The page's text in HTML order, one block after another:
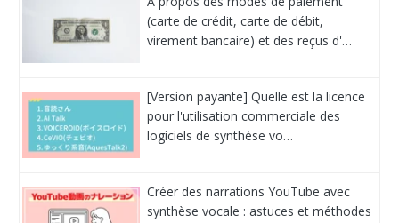
(carte de crédit, carte de débit,
virement bancaire) et des reçus d'…
[Version payante] Quelle est la licence
pour l'utilisation commerciale des
logiciels de synthèse vo…
Créer des narrations YouTube avec
synthèse vocale : astuces et méthodes